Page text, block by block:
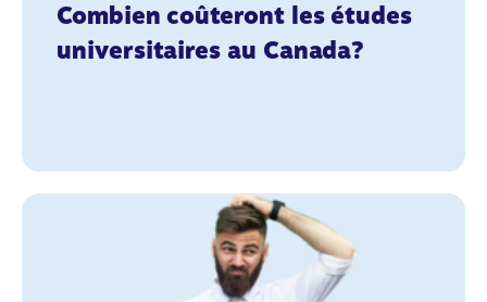
Combien coûteront les études
universitaires au Canada?